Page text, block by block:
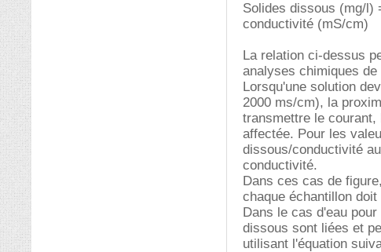
Solides dissous (mg/l)
conductivité (mS/cm)
La relation ci-dessus
analyses chimiques
Lorsqu'une solution
2000 ms/cm), la
transmettre le
affectée. Pour les
dissous/conductivité
conductivité.
Dans ces cas de
chaque échantillon
Dans le cas d'eau
dissous sont liées et
utilisant l'équation